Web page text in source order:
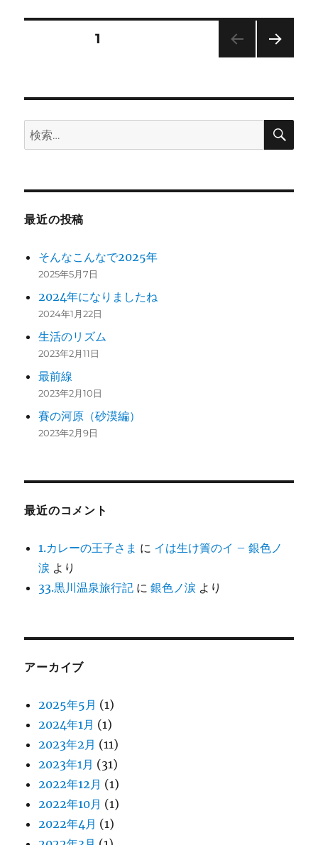
の
ペ
ジ
り
固定ページ1
検
索:
検
最近の投稿
そんなこんなで2025年
2025年5月7日
2024年になりましたね
2024年1月22日
生活のリズム
2023年2月11日
最前線
2023年2月10日
賽の河原（砂漠編）
2023年2月9日
最近のコメント
1.カレーの王子さま に イは生け簀のイ – 銀色ノ
涙 より
33.黒川温泉旅行記 に銀色ノ涙 より
アーカイブ
2025年5月 (1)
2024年1月 (1)
2023年2月 (11)
2023年1月 (31)
2022年12月 (1)
2022年10月 (1)
2022年4月 (1)